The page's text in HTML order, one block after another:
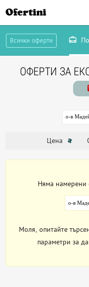
Ofertini
Всички оферти
ОФЕРТИ ЗА
о-в
Цена
Няма намерени
о-в
Моля, опитайте
параметри за